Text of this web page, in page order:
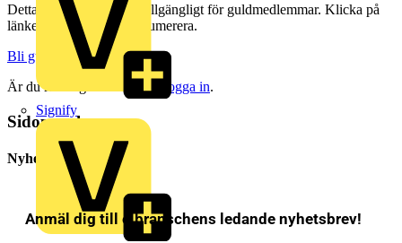
Signify
Detta innehåll är endast tillgängligt för guldmedlemmar. Klicka på
länken nedan för att prenumerera.
Bli guldmedlem
Är du redan guldmedlem?
Logga in.
Sidopanel
Nyhetsbrev
Anmäl dig till elbranschens ledande nyhetsbrev!